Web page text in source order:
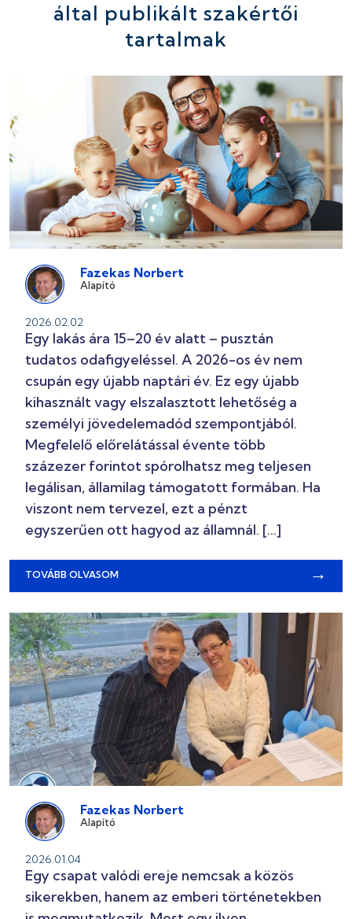
által publikált szakértői
tartalmak
Fazekas Norbert
Alapító
2026.02.02
Egy lakás ára 15–20 év alatt – pusztán
tudatos odafigyeléssel. A 2026-os év nem
csupán egy újabb naptári év. Ez egy újabb
kihasznált vagy elszalasztott lehetőség a
személyi jövedelemadód szempontjából.
Megfelelő előrelátással évente több
százezer forintot spórolhatsz meg teljesen
legálisan, államilag támogatott formában. Ha
viszont nem tervezel, ezt a pénzt
egyszerűen ott hagyod az államnál. […]
TOVÁBB OLVASOM →
Fazekas Norbert
Alapító
2026.01.04
Egy csapat valódi ereje nemcsak a közös
sikerekben, hanem az emberi történetekben